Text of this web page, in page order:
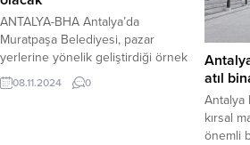
ANTALYA-BHA Antalya’da
Muratpaşa Belediyesi, pazar
yerlerine yönelik geliştirdiği örnek
uygulamalarla hem esnafın hem de
vatandaşın haklarını koruyarak
08.11.2024 0
atıl
Antalya
kırsal
önemli